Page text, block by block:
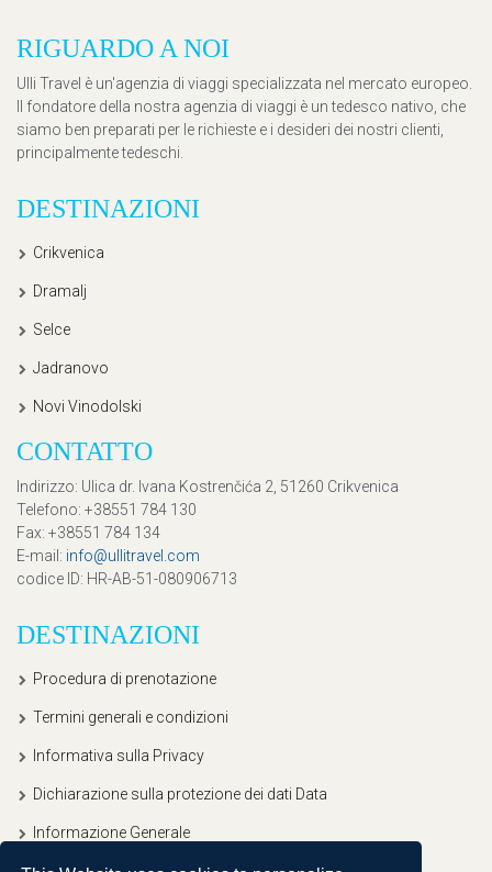
RIGUARDO A NOI
Ulli Travel è un'agenzia di viaggi specializzata nel mercato europeo.
Il fondatore della nostra agenzia di viaggi è un tedesco nativo, che
siamo ben preparati per le richieste e i desideri dei nostri clienti,
principalmente tedeschi.
DESTINAZIONI
Crikvenica
Dramalj
Selce
Jadranovo
Novi Vinodolski
CONTATTO
Indirizzo: Ulica dr. Ivana Kostrenčića 2, 51260 Crikvenica
Telefono: +38551 784 130
Fax: +38551 784 134
E-mail : info@ullitravel.com
codice ID: HR-AB-51-080906713
DESTINAZIONI
Procedura di prenotazione
Termini generali e condizioni
Informativa sulla Privacy
Dichiarazione sulla protezione dei dati Data
Informazione Generale